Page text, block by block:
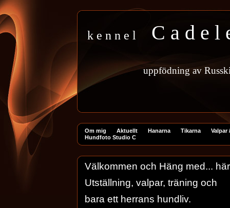
k e n n e l C a d e l
uppfödning av
Om mig Aktuellt Hanarna Tikarna
Valpar
Hundfoto Studio C
Välkommen och Häng med...
Utställning, valpar, träning och
bara ett herrans hundliv.